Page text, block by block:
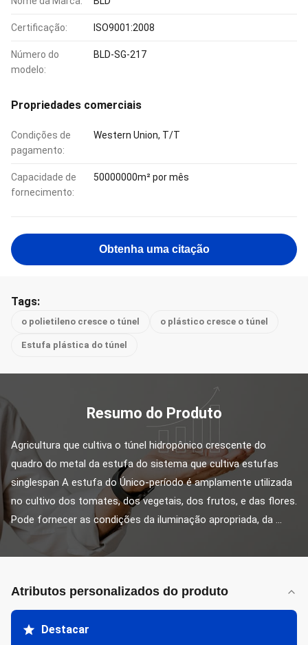
Certificação: ISO9001:2008
Número do
modelo:
BLD-SG-217
Propriedades comerciais
Condições de
pagamento:
Western Union, T/T
Capacidade de
fornecimento:
50000000m² por mês
Obtenha uma citação
Tags:
o polietileno cresce o túnel o plástico cresce o túnel
Estufa plástica do túnel
Resumo do Produto
Agricultura que cultiva o túnel hidropônico crescente do
quadro do metal da estufa do sistema que cultiva estufas
singlespan A estufa do Único-período é amplamente utilizada
no cultivo dos tomates, dos vegetais, dos frutos, e das flores.
Pode fornecer as condições da iluminação apropriada, da ...
Atributos personalizados do produto
Destacar